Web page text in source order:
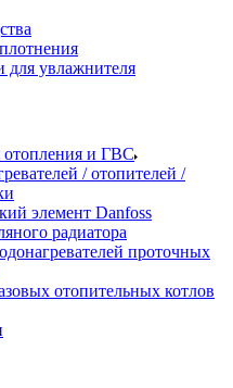
для увлажнителя
и ГВС
/ отопителей /
элемент Danfoss
радиатора
проточных
отопительных котлов